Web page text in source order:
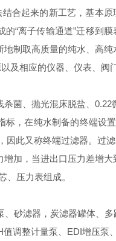
合起来的新工艺，基本
的“离子传输通道”迁移到
制取高质量的纯水、高纯
及相应的仪器、仪表、阀
菌、抛光混床脱盐、0.22
标，在纯水制备的终端设
因此又称终端过滤器。过
加，当进出口压力差增大
、压力表组成。
、砂滤器，炭滤器罐体、
调整计量泵、EDI增压泵